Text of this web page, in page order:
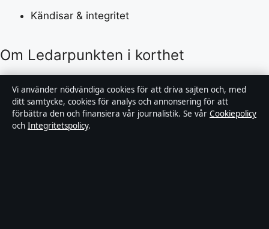
Kändisar & integritet
Om Ledarpunkten i korthet
Ledarpunkten är en oberoende svensk digital
nyhetssajt med fokus på film, tv, kultur och
nöjesnyheter. Varje artikel har en namngiven byline,
granskas av en redaktör och faktagranskas innan
Vi använder nödvändiga cookies för att driva sajten och, med
ditt samtycke, cookies för analys och annonsering för att
förbättra den och finansiera vår journalistik. Se vår Cookiepolicy
och Integritetspolicy.